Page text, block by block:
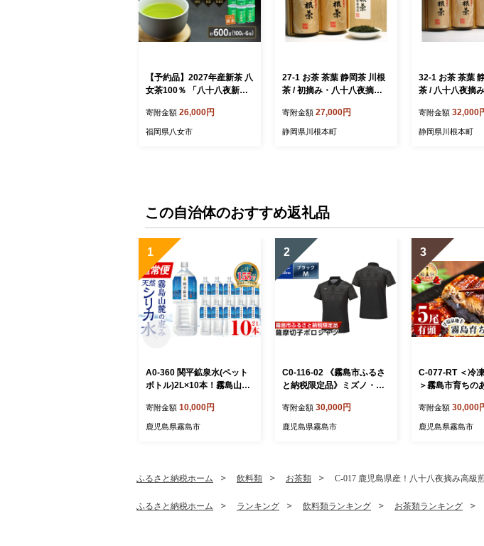
【予約品】2027年産新茶 八
女茶100％ 「八十八夜新
製茶＞｜2027年5月初旬頃
発送
寄附金額 26,000円
福岡県八女市
27-1 お茶 茶葉 静岡茶 川根
茶 / 初摘み・八十八夜摘み2
装）
寄附金額 27,000円
静岡県川根本町
32-1 お茶 茶葉
茶 / 八十八夜摘
寄附金額 32,000
静岡県川根本町
この自治体のおすすめ返礼品
1
A0-360 関平鉱泉水(ペット
ボトル)2L×10本！霧島山麓
温泉水♪美容と健康のミネラ
ル成分シリカが豊富なミネ
寄附金額 10,000円
鹿児島県霧島市
2
C0-116-02 《霧島市ふるさ
と納税限定品》ミズノ・薩
ク・M)【ミズノ】 日本製 国
産 スポーツ 運動 トレーニ
寄附金額 30,000円
鹿児島県霧島市
3
C-077-RT ＜冷
＞霧島市育ちの
水産】霧島市 鰻
焼き 蒲焼 国産
寄附金額 30,000
鹿児島県霧島市
ふるさと納税ホーム 飲料類 お茶類 C-017 鹿児島県産！八十八夜摘み高級
ふるさと納税ホーム ランキング 飲料類ランキング お茶類ランキング